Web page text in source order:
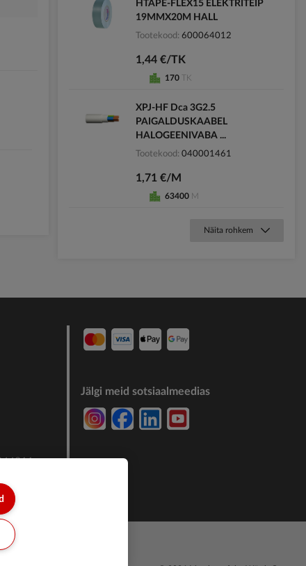
HTAPE-FLEX15 ELEKTRITEIP
19MMX20M HALL
Tootekood 600064012
1,44 €/TK
170 TK
XPJ-HF Dca 3G2.5
PAIGALDUSKAABEL
HALOGEENIVABA ...
Tootekood 040001461
1,71 €/M
63400 M
Näita rohkem
Jälgi meid sotsiaalmeedias